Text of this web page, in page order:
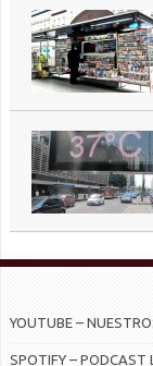
YOUTUBE –
SPOTIFY – PODCAST